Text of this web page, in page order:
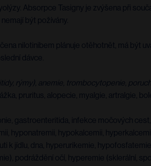
Absorpce Tasigny je zvýšena při
být požívány.
nilotinibem plánuje otěhotnět, má být
dávce.
rýmy), anemie, trombocytopenie,
pruritus, alopecie, myalgie, artralgie,
gastroenteritida, infekce močových
hyponatremii, hypokalcemii,
jídlu, dna, hyperurikemie,
podráždění očí, hyperemie (sklerální,